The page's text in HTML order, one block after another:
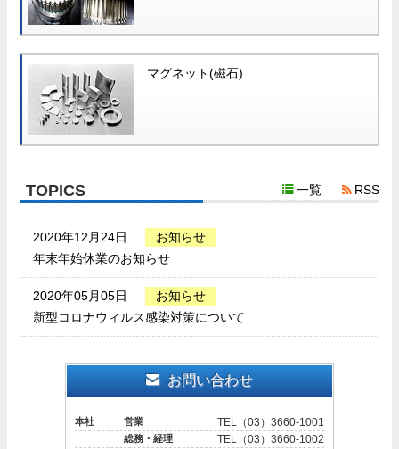
マグネット(磁石)
一覧 RSS
TOPICS
2020年12月24日
お知らせ
年末年始休業のお知らせ
2020年05月05日
お知らせ
新型コロナウィルス感染対策について
お問い合わせ
本社 営業 TEL（03）3660-1001
総務・経理 TEL（03）3660-1002